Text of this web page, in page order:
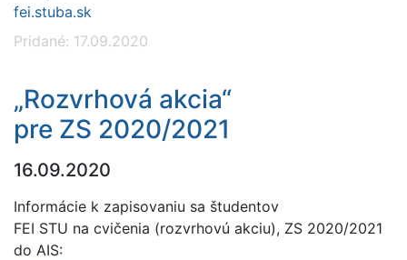
fei.stuba.sk
Pridané: 17.09.2020
„Rozvrhová akcia“
pre ZS 2020/2021
16.09.2020
Informácie k zapisovaniu sa študentov
FEI STU na cvičenia (rozvrhovú akciu), ZS 2020/2021
do AIS: